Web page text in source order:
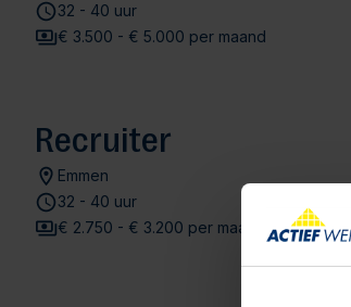
32 - 40 uur
€ 3.500 - € 5.000 per maand
Recruiter
Emmen
32 - 40 uur
€ 2.750 - € 3.200 per maand